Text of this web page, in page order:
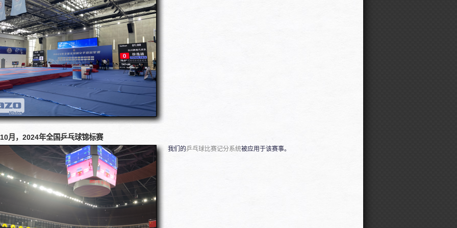
月，2024年全国乒乓球锦标赛
我们的乒乓球比赛记分系统被应用于该赛事。